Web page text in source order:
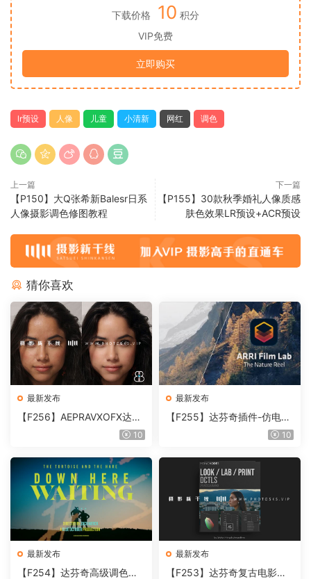
下载价格 10 积分
VIP免费
立即购买
lr预设 人像 儿童 小清新 网红 调色
上一篇
【P150】大Q张希新Balesr日系
人像摄影调色修图教程
下一篇
【P155】30款秋季婚礼人像质感
肤色效果LR预设+ACR预设
猜你喜欢
最新发布
【F256】AEPRAVXOFX达芬
奇视频人像磨皮润肤美颜插件
10
最新发布
【F255】达芬奇插件-仿电影
胶片视频调色插件 ARRI Film
10
最新发布
【F254】达芬奇高级调色插
最新发布
【F253】达芬奇复古电影胶